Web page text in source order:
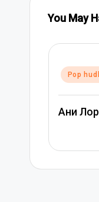
You May
Posted
Pop
Ани